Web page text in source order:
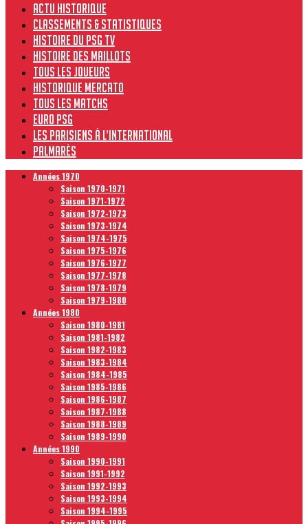
Actu historique
Classements & Statistiques
Histoire du PSG TV
Histoire des maillots
Tous les joueurs
Historique Mercato
Tous les matchs
Euro PSG
Les Parisiens à l’international
Palmarès
Années 1970
Saison 1970-1971
Saison 1971-1972
Saison 1972-1973
Saison 1973-1974
Saison 1974-1975
Saison 1975-1976
Saison 1976-1977
Saison 1977-1978
Saison 1978-1979
Saison 1979-1980
Années 1980
Saison 1980-1981
Saison 1981-1982
Saison 1982-1983
Saison 1983-1984
Saison 1984-1985
Saison 1985-1986
Saison 1986-1987
Saison 1987-1988
Saison 1988-1989
Saison 1989-1990
Années 1990
Saison 1990-1991
Saison 1991-1992
Saison 1992-1993
Saison 1993-1994
Saison 1994-1995